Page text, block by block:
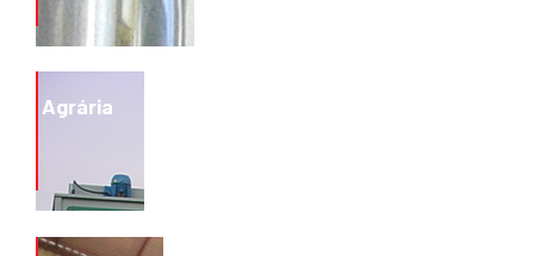
Lajeado
Rio Grande do Sul
Agrária
Guarapuava